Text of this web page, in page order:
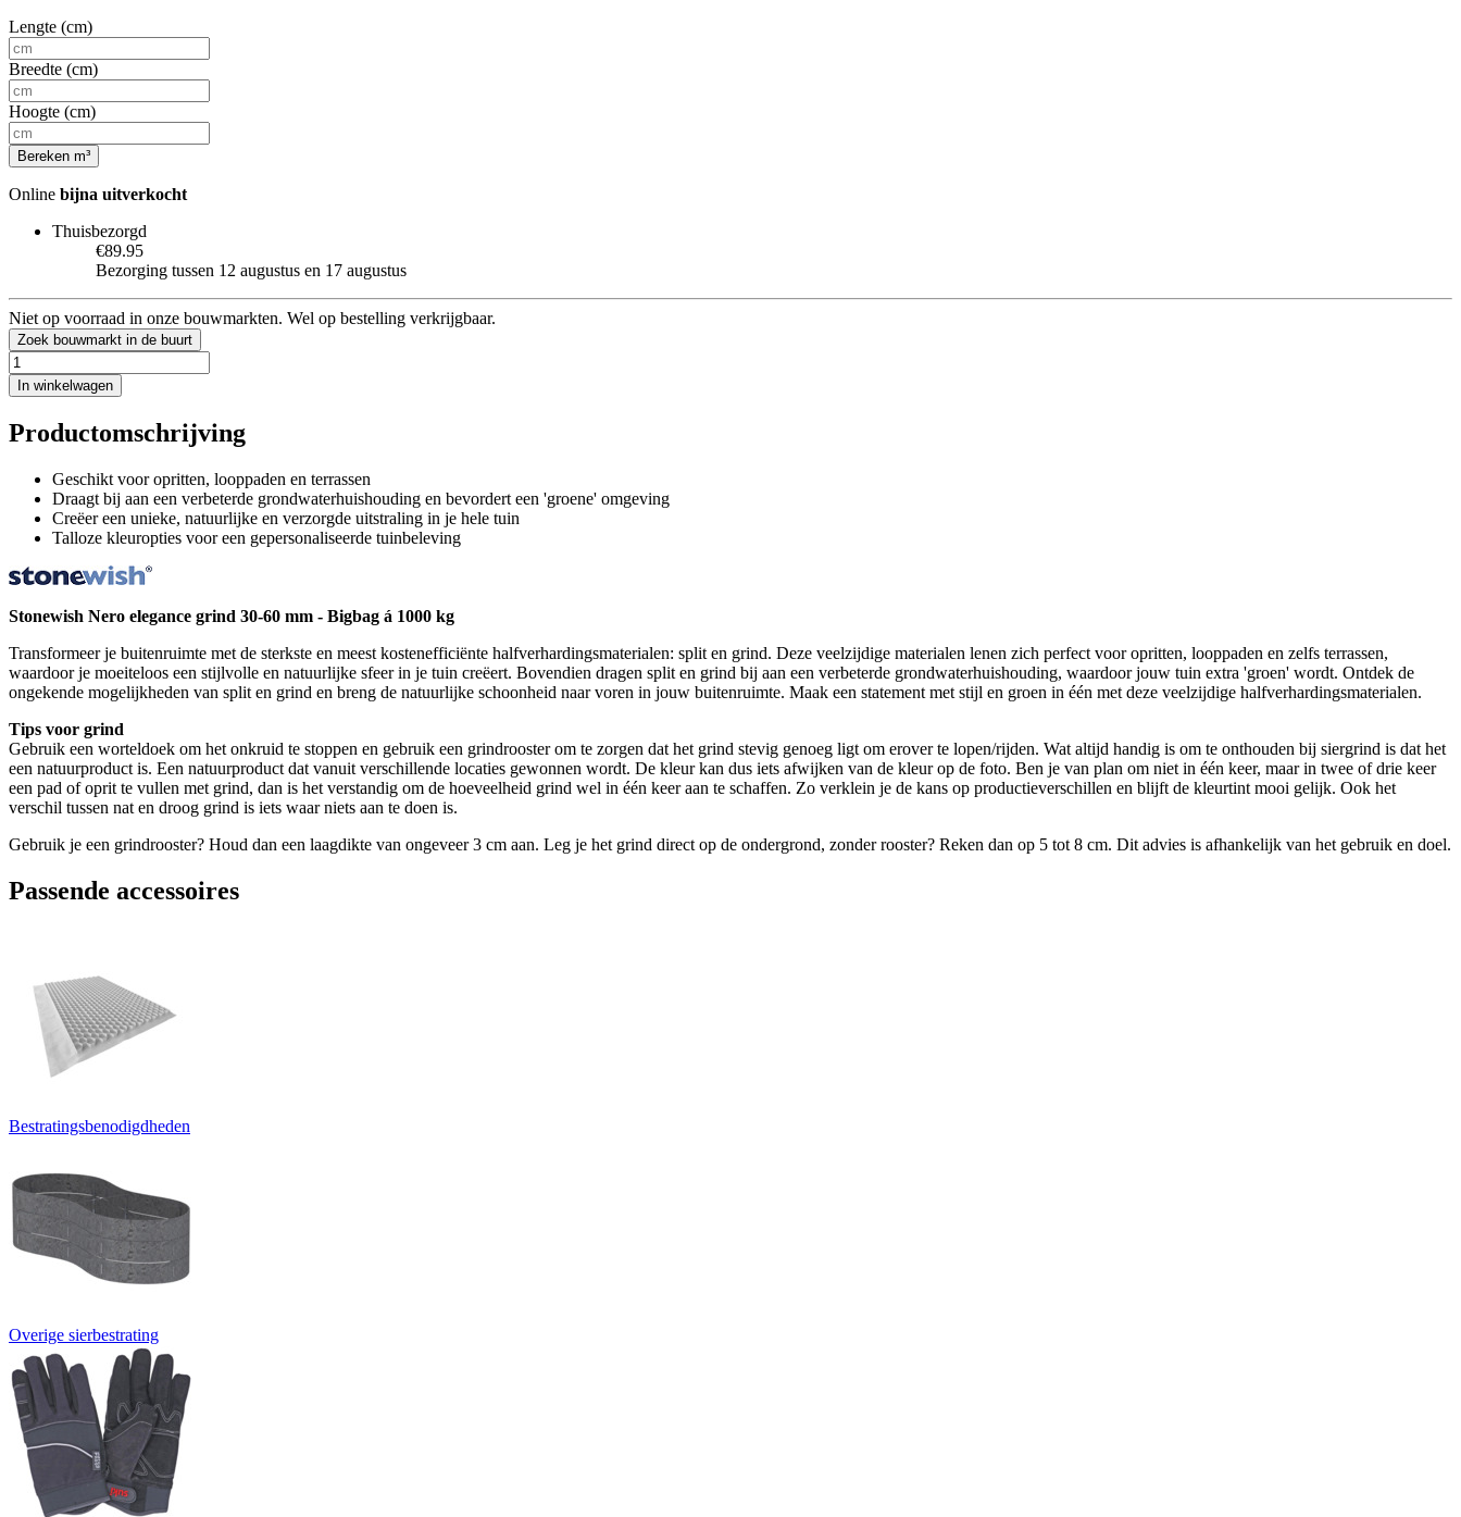
Lengte (cm)
Breedte (cm)
Hoogte (cm)
Bereken m³
Online bijna uitverkocht
Thuisbezorgd
€89.95
Bezorging tussen 12 augustus en 17 augustus
Niet op voorraad in onze bouwmarkten. Wel op bestelling verkrijgbaar.
Zoek bouwmarkt in de buurt
In winkelwagen
Productomschrijving
Geschikt voor opritten, looppaden en terrassen
Draagt bij aan een verbeterde grondwaterhuishouding en bevordert een 'groene' omgeving
Creëer een unieke, natuurlijke en verzorgde uitstraling in je hele tuin
Talloze kleuropties voor een gepersonaliseerde tuinbeleving
Stonewish Nero elegance grind 30-60 mm - Bigbag á 1000 kg
Transformeer je buitenruimte met de sterkste en meest kostenefficiënte halfverhardingsmaterialen: split en grind. Deze veelzijdige materialen lenen zich perfect voor opritten, looppaden en zelfs terrassen,
waardoor je moeiteloos een stijlvolle en natuurlijke sfeer in je tuin creëert. Bovendien dragen split en grind bij aan een verbeterde grondwaterhuishouding, waardoor jouw tuin extra 'groen' wordt. Ontdek de
ongekende mogelijkheden van split en grind en breng de natuurlijke schoonheid naar voren in jouw buitenruimte. Maak een statement met stijl en groen in één met deze veelzijdige halfverhardingsmaterialen.
Tips voor grind
Gebruik een worteldoek om het onkruid te stoppen en gebruik een grindrooster om te zorgen dat het grind stevig genoeg ligt om erover te lopen/rijden. Wat altijd handig is om te onthouden bij siergrind is dat het
een natuurproduct is. Een natuurproduct dat vanuit verschillende locaties gewonnen wordt. De kleur kan dus iets afwijken van de kleur op de foto. Ben je van plan om niet in één keer, maar in twee of drie keer
een pad of oprit te vullen met grind, dan is het verstandig om de hoeveelheid grind wel in één keer aan te schaffen. Zo verklein je de kans op productieverschillen en blijft de kleurtint mooi gelijk. Ook het
verschil tussen nat en droog grind is iets waar niets aan te doen is.
Gebruik je een grindrooster? Houd dan een laagdikte van ongeveer 3 cm aan. Leg je het grind direct op de ondergrond, zonder rooster? Reken dan op 5 tot 8 cm. Dit advies is afhankelijk van het gebruik en doel.
Passende accessoires
Bestratingsbenodigdheden
Overige sierbestrating